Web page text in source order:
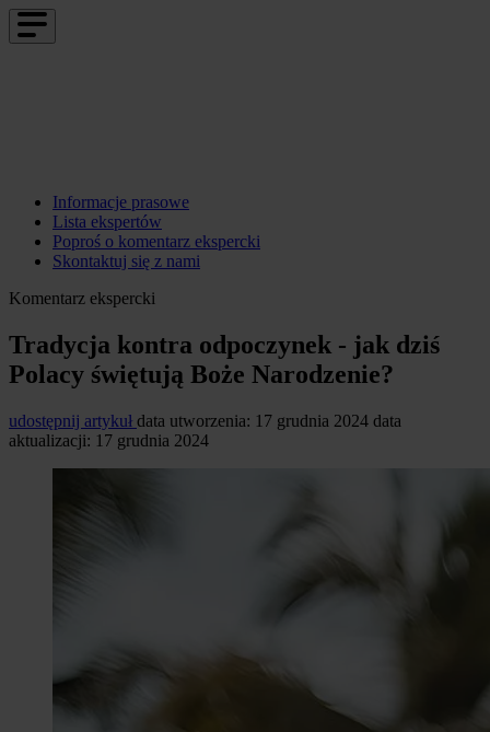
Informacje prasowe
Lista ekspertów
Poproś o komentarz ekspercki
Skontaktuj się z nami
Komentarz ekspercki
Tradycja kontra odpoczynek - jak dziś
Polacy świętują Boże Narodzenie?
udostępnij artykuł data utworzenia: 17 grudnia 2024 data
aktualizacji: 17 grudnia 2024